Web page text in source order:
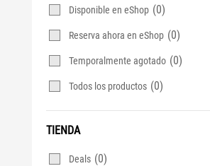
Disponible en eShop (0)
Reserva ahora en eShop (0)
Temporalmente agotado (0)
Todos los productos (0)
TIENDA
Deals (0)